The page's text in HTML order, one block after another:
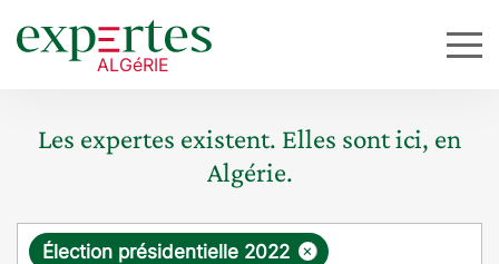
Les expertes existent. Elles sont ici, en
Algérie.
R
×
Élection présidentielle 2022